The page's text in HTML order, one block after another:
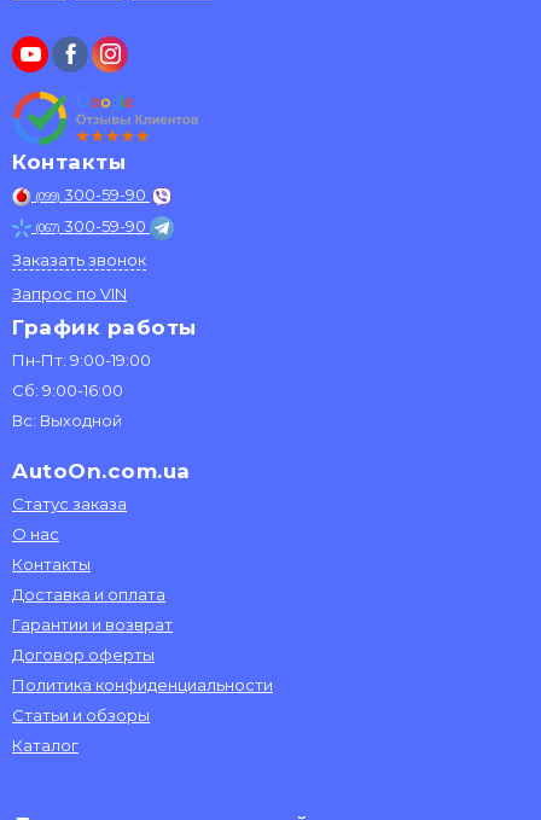
Контакты
(099) 300-59-90
(067) 300-59-90
Заказать звонок
Запрос по VIN
График работы
Пн-Пт: 9:00-19:00
Сб: 9:00-16:00
Вс: Выходной
AutoOn.com.ua
Статус заказа
О нас
Контакты
Доставка и оплата
Гарантии и возврат
Договор оферты
Политика конфиденциальности
Статьи и обзоры
Каталог